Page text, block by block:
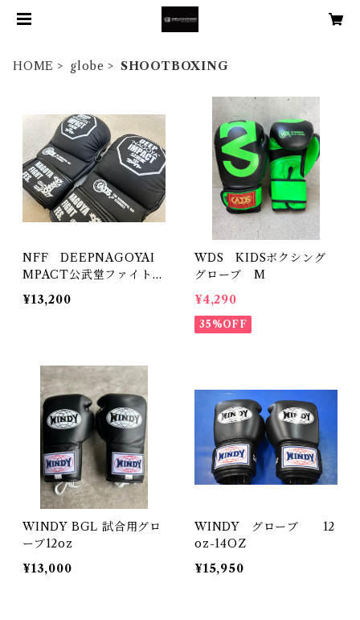
HOME globe SHOOTBOXING
NFF DEEPNAGOYAI
MPACT公武堂ファイト公
式 グラップリンググロ
ーブ
¥13,200
WDS KIDSボクシング
グローブ M
¥4,290
35%OFF
WINDY BGL 試合用グロ
ーブ12oz
¥13,000
WINDY グローブ 12
oz-14OZ
¥15,950